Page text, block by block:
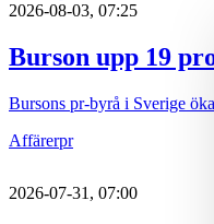
2026-08-03, 07:25
Burson upp 19
Bursons pr-byrå i Sverige
Affärerpr
2026-07-31, 07:00